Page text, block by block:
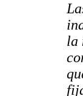
la